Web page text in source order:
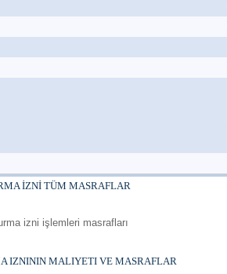
İZNİ TÜM MASRAFLAR
izni işlemleri masrafları
IZNININ MALIYETI VE MASRAFLAR